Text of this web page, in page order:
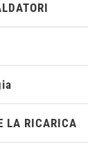
LA RICARICA